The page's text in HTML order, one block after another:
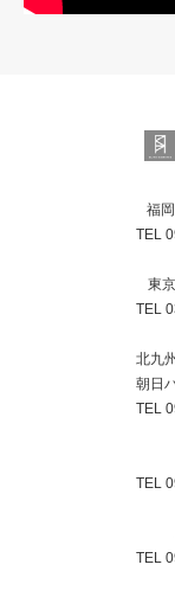
福
TEL
東
TEL
北九
朝日
TEL
TEL
TEL